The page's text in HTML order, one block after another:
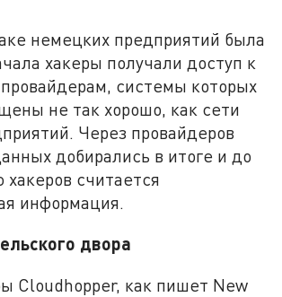
немецких предприятий была
хакеры получали доступ к
системы которых
не так хорошо, как сети
Через провайдеров
добирались в итоге и до
считается
информация.
двора
Cloudhopper, как пишет New